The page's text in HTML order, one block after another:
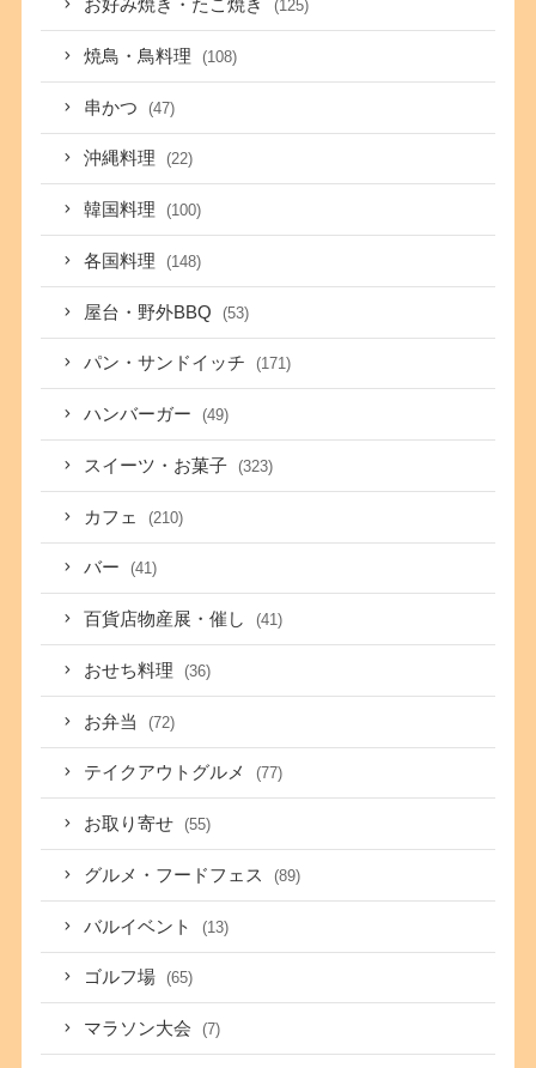
お好み焼き・たこ焼き (125)
焼鳥・鳥料理 (108)
串かつ (47)
沖縄料理 (22)
韓国料理 (100)
各国料理 (148)
屋台・野外BBQ (53)
パン・サンドイッチ (171)
ハンバーガー (49)
スイーツ・お菓子 (323)
カフェ (210)
バー (41)
百貨店物産展・催し (41)
おせち料理 (36)
お弁当 (72)
テイクアウトグルメ (77)
お取り寄せ (55)
グルメ・フードフェス (89)
バルイベント (13)
ゴルフ場 (65)
マラソン大会 (7)